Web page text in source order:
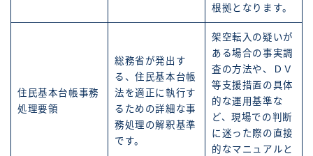
根拠となります。
住民基本台帳事務
処理要領
総務省が発出す
る、住民基本台帳
法を適正に執行す
るための詳細な事
務処理の解釈基準
です。
架空転入の疑いが
ある場合の事実調
査の方法や、ＤＶ
等支援措置の具体
的な運用基準な
ど、現場での判断
に迷った際の直接
的なマニュアルと